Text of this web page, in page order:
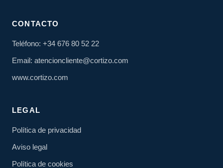
CONTACTO
Teléfono: +34 676 80 52 22
Email: atencioncliente@cortizo.com
www.cortizo.com
LEGAL
Política de privacidad
Aviso legal
Política de cookies